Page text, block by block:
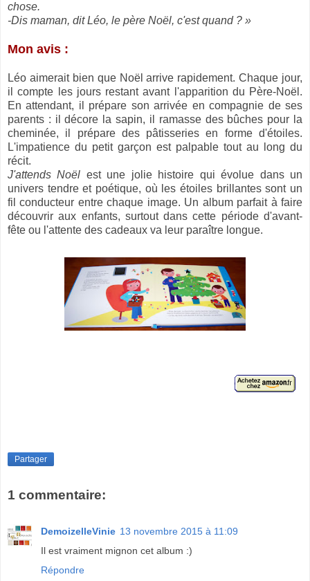
chose.
-Dis maman, dit Léo, le père Noël, c'est quand ? »
Mon avis :
Léo aimerait bien que Noël arrive rapidement. Chaque jour,
il compte les jours restant avant l'apparition du Père-Noël.
En attendant, il prépare son arrivée en compagnie de ses
parents : il décore la sapin, il ramasse des bûches pour la
cheminée, il prépare des pâtisseries en forme d'étoiles.
L'impatience du petit garçon est palpable tout au long du
récit.
J'attends Noël est une jolie histoire qui évolue dans un
univers tendre et poétique, où les étoiles brillantes sont un
fil conducteur entre chaque image. Un album parfait à faire
découvrir aux enfants, surtout dans cette période d'avant-
fête ou l'attente des cadeaux va leur paraître longue.
Partager
1 commentaire:
DemoizelleVinie 13 novembre 2015 à 11:09
Il est vraiment mignon cet album :)
Répondre